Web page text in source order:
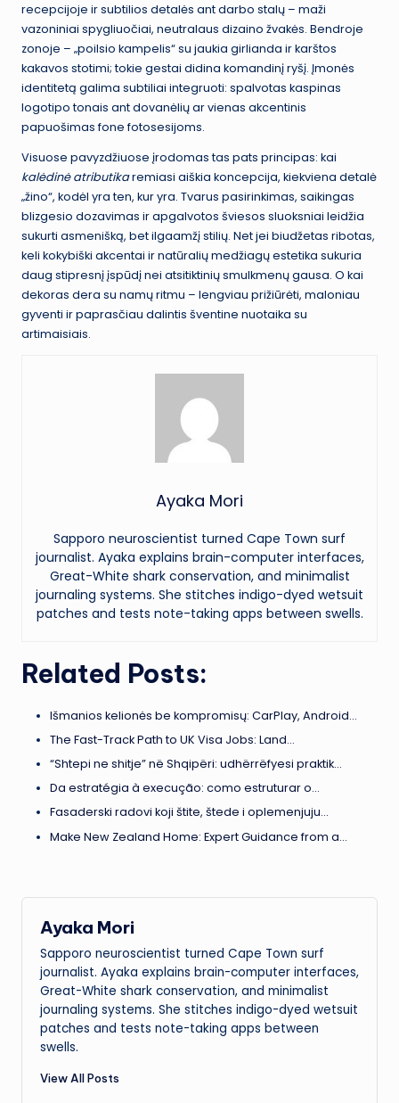
recepcijoje ir subtilios detalės ant darbo stalų – maži
vazoniniai spygliuočiai, neutralaus dizaino žvakės. Bendroje
zonoje – „poilsio kampelis“ su jaukia girlianda ir karštos
kakavos stotimi; tokie gestai didina komandinį ryšį. Įmonės
identitetą galima subtiliai integruoti: spalvotas kaspinas
logotipo tonais ant dovanėlių ar vienas akcentinis
papuošimas fone fotosesijoms.
Visuose pavyzdžiuose įrodomas tas pats principas: kai
kalėdinė atributikaremiasi aiškia koncepcija, kiekviena detalė
„žino“, kodėl yra ten, kur yra. Tvarus pasirinkimas, saikingas
blizgesio dozavimas ir apgalvotos šviesos sluoksniai leidžia
sukurti asmenišką, bet ilgaamžį stilių. Net jei biudžetas ribotas,
keli kokybiški akcentai ir natūralių medžiagų estetika sukuria
daug stipresnį įspūdį nei atsitiktinių smulkmenų gausa. O kai
dekoras dera su namų ritmu – lengviau prižiūrėti, maloniau
gyventi ir paprasčiau dalintis šventine nuotaika su
artimaisiais.
Ayaka Mori
Sapporo neuroscientist turned Cape Town surf
journalist. Ayaka explains brain-computer interfaces,
Great-White shark conservation, and minimalist
journaling systems. She stitches indigo-dyed wetsuit
patches and tests note-taking apps between swells.
Related Posts:
Išmanios kelionės be kompromisų: CarPlay, Android…
The Fast-Track Path to UK Visa Jobs: Land…
“Shtepi ne shitje” në Shqipëri: udhërrëfyesi praktik…
Da estratégia à execução: como estruturar o…
Fasaderski radovi koji štite, štede i oplemenjuju…
Make New Zealand Home: Expert Guidance from a…
Ayaka Mori
Sapporo neuroscientist turned Cape Town surf
journalist. Ayaka explains brain-computer interfaces,
Great-White shark conservation, and minimalist
journaling systems. She stitches indigo-dyed wetsuit
patches and tests note-taking apps between
swells.
View All Posts